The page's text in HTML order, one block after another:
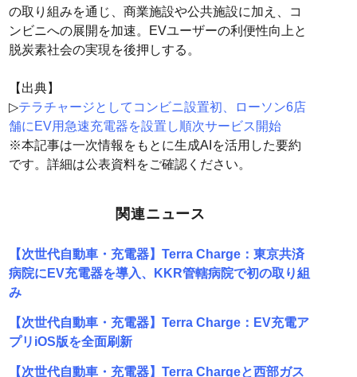
の取り組みを通じ、商業施設や公共施設に加え、コ
ンビニへの展開を加速。EVユーザーの利便性向上と
脱炭素社会の実現を後押しする。
【出典】
▷テラチャージとしてコンビニ設置初、ローソン6店
舗にEV用急速充電器を設置し順次サービス開始
※本記事は一次情報をもとに生成AIを活用した要約
です。詳細は公表資料をご確認ください。
関連ニュース
【次世代自動車・充電器】Terra Charge：東京共済
病院にEV充電器を導入、KKR管轄病院で初の取り組
み
【次世代自動車・充電器】Terra Charge：EV充電ア
プリiOS版を全面刷新
【次世代自動車・充電器】Terra Chargeと西部ガス